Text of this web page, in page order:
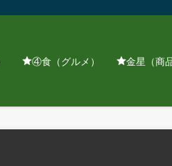
④食（グルメ） 金星（商品